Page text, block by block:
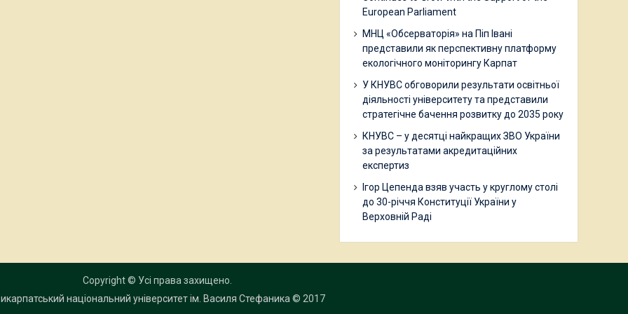
European Parliament
МНЦ «Обсерваторія» на Піп Івані
представили як перспективну платформу
екологічного моніторингу Карпат
У КНУВС обговорили результати освітньої
діяльності університету та представили
стратегічне бачення розвитку до 2035 року
КНУВС – у десятці найкращих ЗВО України
за результатами акредитаційних
експертиз
Ігор Цепенда взяв участь у круглому столі
до 30-річчя Конституції України у
Верховній Раді
Copyright © Усі права захищено.
національний університет ім. Василя Стефаника© 2017